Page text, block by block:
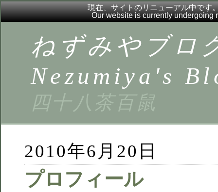
現在、サイトのリニューアル中です
Our website is currently undergoing
ねずみやブロ
Nezumiya's
四十八茶百鼠
2010年6月20日
プロフィール